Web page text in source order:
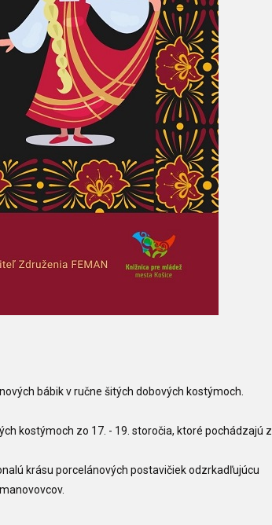
bábik v ručne šitých dobových kostýmoch.
kostýmoch zo 17. - 19. storočia, ktoré pochádzajú z
krásu porcelánových postavičiek odzrkadľujúcu